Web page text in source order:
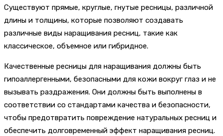
Существуют прямые, круглые, гнутые ресницы, различной
длины и толщины, которые позволяют создавать
различные виды наращивания ресниц, такие как
классическое, объемное или гибридное.
Качественные ресницы для наращивания должны быть
гипоаллергенными, безопасными для кожи вокруг глаз и не
вызывать раздражения. Они должны быть выполнены в
соответствии со стандартами качества и безопасности,
чтобы предотвратить повреждение натуральных ресниц и
обеспечить долговременный эффект наращивания ресниц.